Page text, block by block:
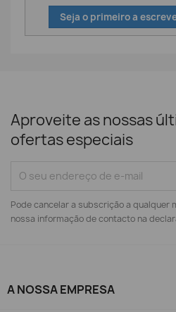
Seja o primeiro a
Aproveite as nossas
ofertas especiais
Pode cancelar a subscrição a qualquer
nossa informação de contacto na
A NOSSA EMPRESA